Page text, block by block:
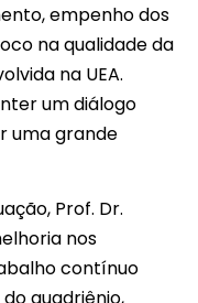
empenho dos
na qualidade da
na UEA.
um diálogo
uma grande
Prof. Dr.
nos
contínuo